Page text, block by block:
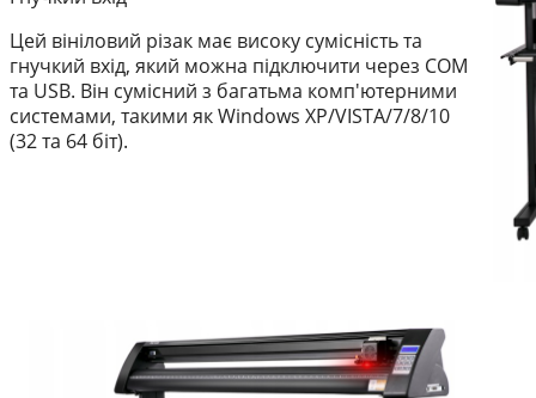
Цей вініловий різак має високу сумісність та
гнучкий вхід, який можна підключити через COM
та USB. Він сумісний з багатьма комп'ютерними
системами, такими як Windows XP/VISTA/7/8/10
(32 та 64 біт).